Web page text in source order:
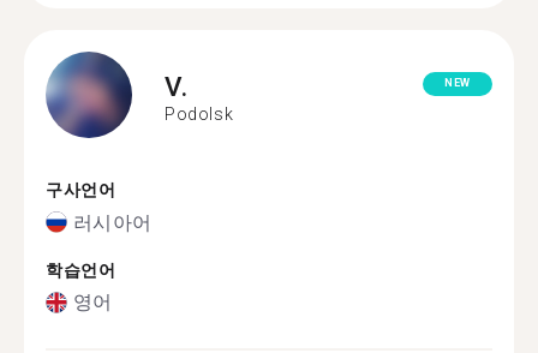
V.
Podolsk
NEW
구사언어
러시아어
학습언어
영어